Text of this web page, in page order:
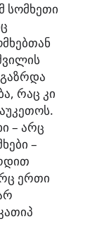
სომხეთი
რაც კი
– არც
–
ერთი